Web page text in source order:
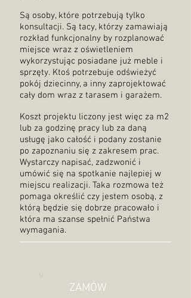
Są osoby, które potrzebują tylko
konsultacji. Są tacy, którzy zamawiają
rozkład funkcjonalny by rozplanować
miejsce wraz z oświetleniem
wykorzystując posiadane już meble i
sprzęty. Ktoś potrzebuje odświeżyć
pokój dziecinny, a inny zaprojektować
cały dom wraz z tarasem i garażem.
Koszt projektu liczony jest więc za m2
lub za godzinę pracy lub za daną
usługę jako całość i podany zostanie
po zapoznaniu się z zakresem prac.
Wystarczy napisać, zadzwonić i
umówić się na spotkanie najlepiej w
miejscu realizacji. Taka rozmowa też
pomaga określić czy jestem osobą, z
którą będzie się dobrze pracowało i
która ma szanse spełnić Państwa
wymagania.
ZAMÓW